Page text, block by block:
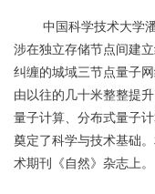
中国科学技术大学潘
涉在独立存储节点间建
纠缠的城域三节点量子
由以往的几十米整整提
量子计算、分布式量子
奠定了科学与技术基础
术期刊《自然》杂志上。